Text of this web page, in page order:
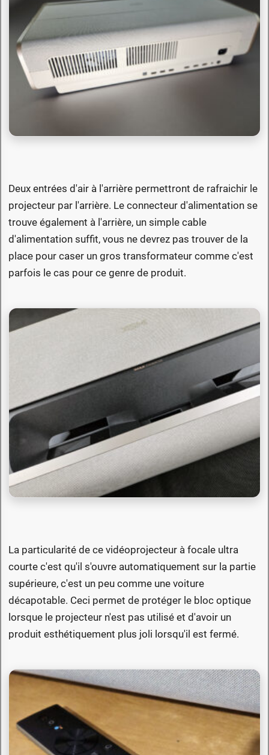
Deux entrées d'air à l'arrière permettront de rafraichir le
projecteur par l'arrière. Le connecteur d'alimentation se
trouve également à l'arrière, un simple cable
d'alimentation suffit, vous ne devrez pas trouver de la
place pour caser un gros transformateur comme c'est
parfois le cas pour ce genre de produit.
La particularité de ce vidéoprojecteur à focale ultra
courte c'est qu'il s'ouvre automatiquement sur la partie
supérieure, c'est un peu comme une voiture
décapotable. Ceci permet de protéger le bloc optique
lorsque le projecteur n'est pas utilisé et d'avoir un
produit esthétiquement plus joli lorsqu'il est fermé.